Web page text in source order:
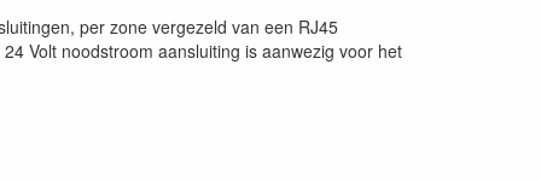
per zone vergezeld van een RJ45
Volt noodstroom aansluiting is aanwezig voor het